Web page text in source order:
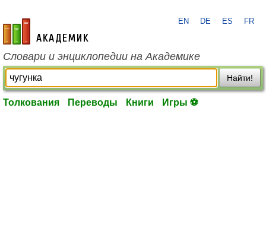
academic.ru
EN DE ES FR
Словари и энциклопедии на Академике
Найти!
Толкования Переводы Книги Игры ⚽